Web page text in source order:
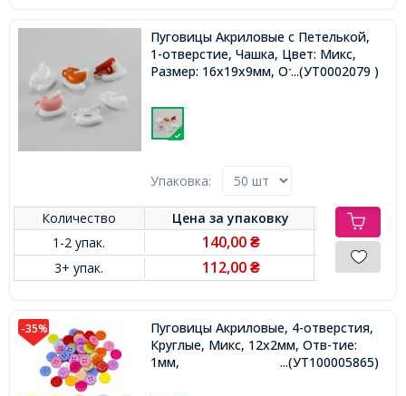
Пуговицы Акриловые с Петелькой,
1-отверстие, Чашка, Цвет: Микс,
Размер: 16х19х9мм, Отв-тие: 2мм, ...(УТ0002079 )
Упаковка:
Количество Цена заупаковку
1-2 упак.
140,00 ₴
3+ упак. 112,00 ₴
-35%
Пуговицы Акриловые, 4-отверстия,
Круглые, Микс, 12х2мм, Отв-тие:
1мм,
...(УТ100005865)